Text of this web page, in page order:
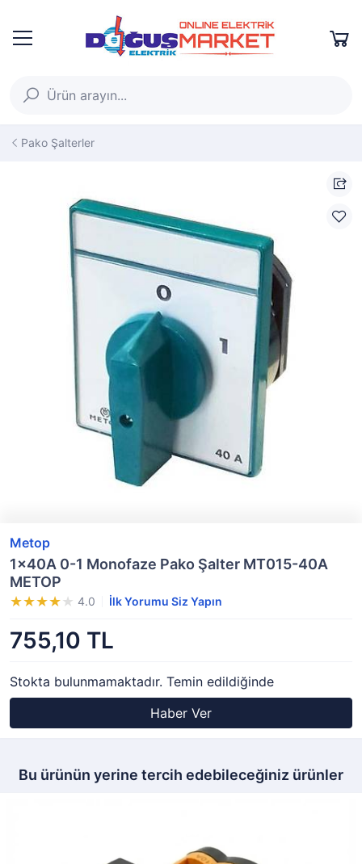
Pako Şalterler
Metop
1x40A 0-1 Monofaze Pako Şalter MT015-40A
METOP
4.0 İlk Yorumu Siz Yapın
755,10 TL
Stokta bulunmamaktadır. Temin edildiğinde
Haber Ver
Bu ürünün yerine tercih edebileceğiniz ürünler